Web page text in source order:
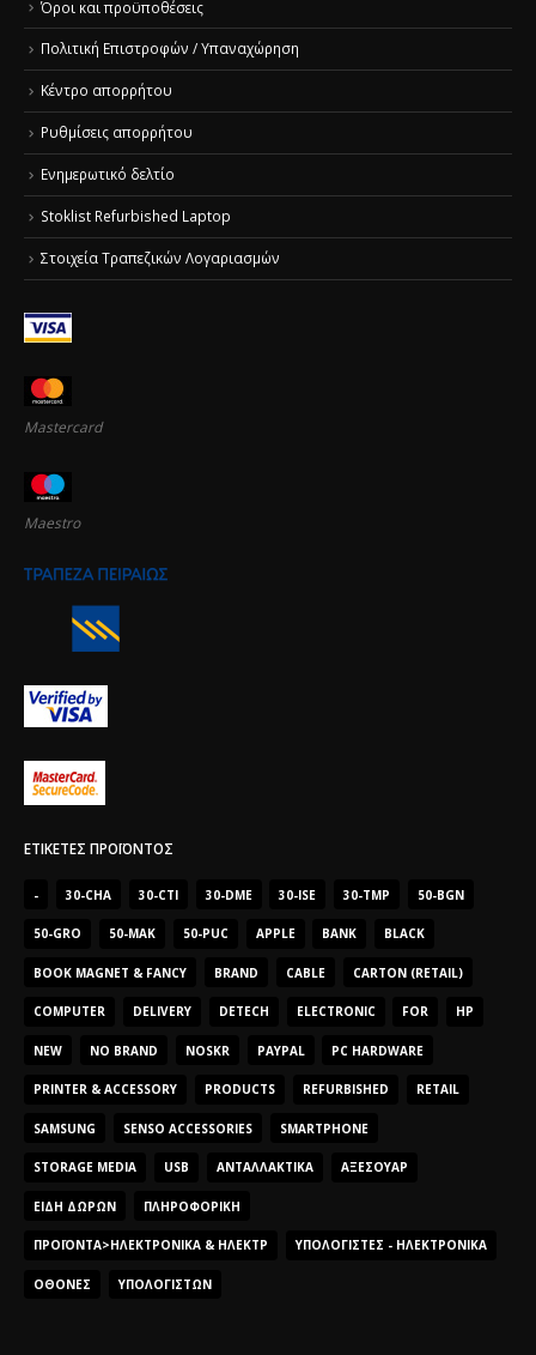
Όροι και προϋποθέσεις
Πολιτική Επιστροφών / Υπαναχώρηση
Κέντρο απορρήτου
Ρυθμίσεις απορρήτου
Ενημερωτικό δελτίο
Stoklist Refurbished Laptop
Στοιχεία Τραπεζικών Λογαριασμών
Mastercard
Maestro
ΕΤΙΚΈΤΕΣ ΠΡΟΪΌΝΤΟΣ
- 30-CHA 30-CTI 30-DME 30-ISE 30-TMP 50-BGN
50-GRO 50-MAK 50-PUC APPLE BANK BLACK
BOOK MAGNET & FANCY BRAND CABLE CARTON (RETAIL)
COMPUTER DELIVERY DETECH ELECTRONIC FOR HP
NEW NO BRAND NOSKR PAYPAL PC HARDWARE
PRINTER & ACCESSORY PRODUCTS REFURBISHED RETAIL
SAMSUNG SENSO ACCESSORIES SMARTPHONE
STORAGE MEDIA USB ΑΝΤΑΛΛΑΚΤΙΚΆ ΑΞΕΣΟΥΆΡ
ΕΊΔΗ ΔΏΡΩΝ ΠΛΗΡΟΦΟΡΙΚΉ
ΠΡΟΪΌΝΤΑ>ΗΛΕΚΤΡΟΝΙΚΆ & ΗΛΕΚΤΡ ΥΠΟΛΟΓΙΣΤΈΣ - ΗΛΕΚΤΡΟΝΙΚΆ
ΟΘΌΝΕΣ ΥΠΟΛΟΓΙΣΤΏΝ